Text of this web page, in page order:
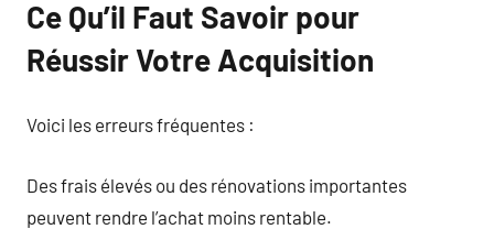
Ce Qu’il Faut Savoir pour
Réussir Votre Acquisition
Voici les erreurs fréquentes :
Des frais élevés ou des rénovations importantes
peuvent rendre l’achat moins rentable.